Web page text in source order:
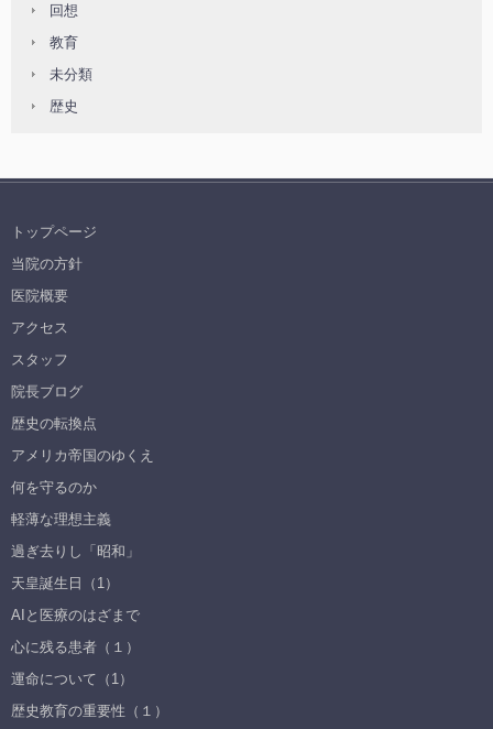
回想
教育
未分類
歴史
トップページ
当院の方針
医院概要
アクセス
スタッフ
院長ブログ
歴史の転換点
アメリカ帝国のゆくえ
何を守るのか
軽薄な理想主義
過ぎ去りし「昭和」
天皇誕生日（1）
AIと医療のはざまで
心に残る患者（１）
運命について（1）
歴史教育の重要性（１）